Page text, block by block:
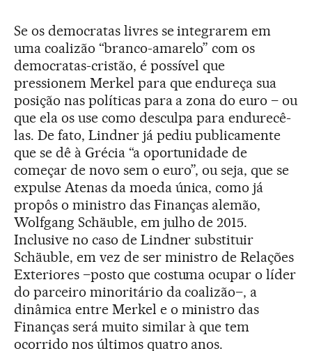
Se os democratas livres se integrarem em
uma coalizão “branco-amarelo” com os
democratas-cristão, é possível que
pressionem Merkel para que endureça sua
posição nas políticas para a zona do euro – ou
que ela os use como desculpa para endurecê-
las. De fato, Lindner já pediu publicamente
que se dê à Grécia “a oportunidade de
começar de novo sem o euro”, ou seja, que se
expulse Atenas da moeda única, como já
propôs o ministro das Finanças alemão,
Wolfgang Schäuble, em julho de 2015.
Inclusive no caso de Lindner substituir
Schäuble, em vez de ser ministro de Relações
Exteriores –posto que costuma ocupar o líder
do parceiro minoritário da coalizão–, a
dinâmica entre Merkel e o ministro das
Finanças será muito similar à que tem
ocorrido nos últimos quatro anos.